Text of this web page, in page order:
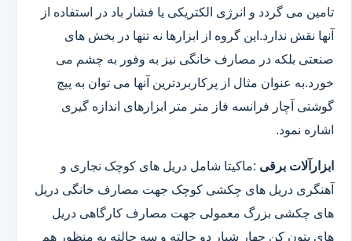
تامین می گردد و انرژی الکتریکی یا فشار باد در استفاده از
آنها نقش ندارد.این گروه از ابزارها نه تنها در بخش های
صنعتی بلکه در مصارف خانگی نیز به وفور به چشم می
خورد.به عنوان مثال از پرکاربردترین آنها می توان به پیچ
گوشتی آچار فرانسه فاز متر متر ابزارهای اندازه گیری
اشاره نمود.
ابزارآلات برقی :ماکیتا شامل دریل های کوچک نجاری و
آهنگری دریل های چکشی کوچک جهت مصارف خانگی دریل
های چکشی بزرگ معمولی جهت مصارف کارگاهی دریل
های بتون کن چهار شیار دو حالته و سه حالته به منظور هم